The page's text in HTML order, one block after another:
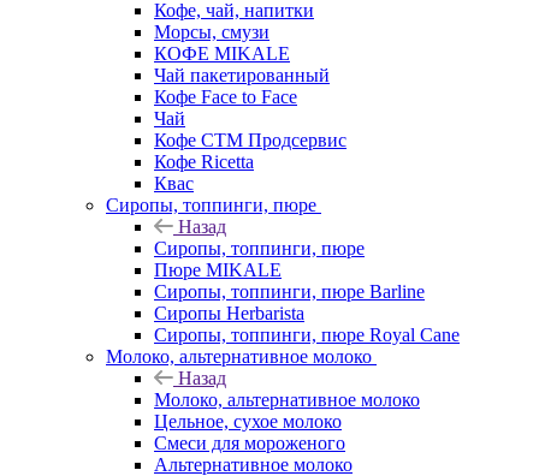
Кофе, чай, напитки
Морсы, смузи
КОФЕ MIKALE
Чай пакетированный
Кофе Face to Face
Чай
Кофе СТМ Продсервис
Кофе Ricetta
Квас
Сиропы, топпинги, пюре
Назад
Сиропы, топпинги, пюре
Пюре MIKALE
Сиропы, топпинги, пюре Barline
Сиропы Herbarista
Сиропы, топпинги, пюре Royal Cane
Молоко, альтернативное молоко
Назад
Молоко, альтернативное молоко
Цельное, сухое молоко
Смеси для мороженого
Альтернативное молоко